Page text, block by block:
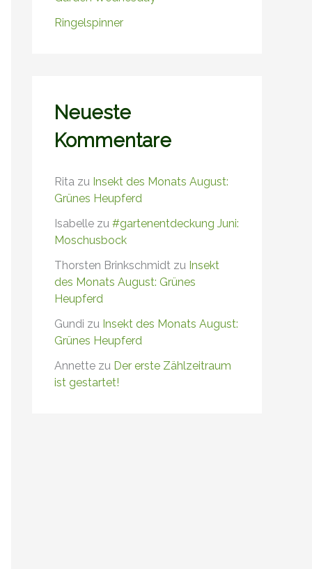
Ringelspinner
Neueste
Kommentare
Rita zu Insekt des Monats August:
Grünes Heupferd
Isabelle zu #gartenentdeckung Juni:
Moschusbock
Thorsten Brinkschmidt zu Insekt
des Monats August: Grünes
Heupferd
Gundi zu Insekt des Monats August:
Grünes Heupferd
Annette zu Der erste Zählzeitraum
ist gestartet!